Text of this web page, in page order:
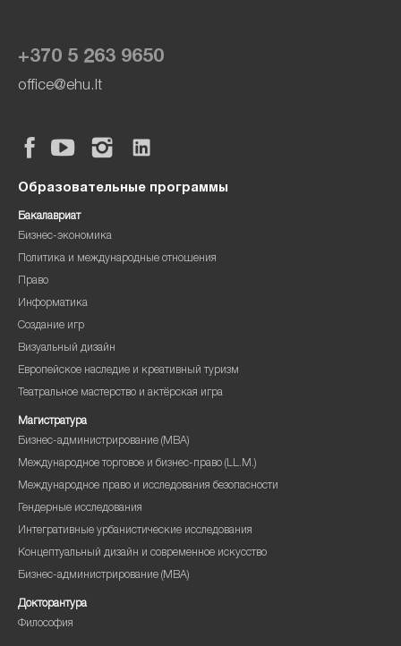
+370 5 263 9650
office@ehu.lt
Образовательные программы
Бакалавриат
Бизнес-экономика
Политика и международные отношения
Право
Информатика
Создание игр
Визуальный дизайн
Европейское наследие и креативный туризм
Театральное мастерство и актёрская игра
Магистратура
Бизнес-администрирование (MBA)
Международное торговое и бизнес-право (LL.M.)
Международное право и исследования безопасности
Гендерные исследования
Интегративные урбанистические исследования
Концептуальный дизайн и современное искусство
Бизнес-администрирование (MBA)
Докторантура
Философия